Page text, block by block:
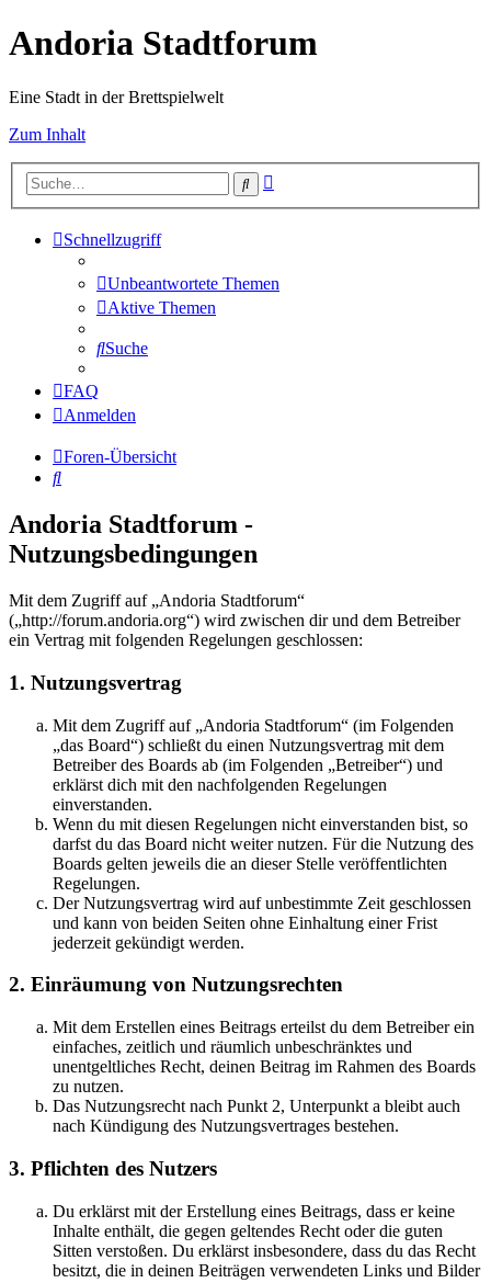
Andoria Stadtforum
Eine Stadt in der Brettspielwelt
Zum Inhalt
Suche
Schnellzugriff
Unbeantwortete Themen
Aktive Themen
Suche
FAQ
Anmelden
Foren-Übersicht
Suche
Andoria Stadtforum -
Nutzungsbedingungen
Mit dem Zugriff auf „Andoria Stadtforum“
(„http://forum.andoria.org“) wird zwischen dir und dem Betreiber
ein Vertrag mit folgenden Regelungen geschlossen:
1. Nutzungsvertrag
Mit dem Zugriff auf „Andoria Stadtforum“ (im Folgenden
„das Board“) schließt du einen Nutzungsvertrag mit dem
Betreiber des Boards ab (im Folgenden „Betreiber“) und
erklärst dich mit den nachfolgenden Regelungen
einverstanden.
Wenn du mit diesen Regelungen nicht einverstanden bist, so
darfst du das Board nicht weiter nutzen. Für die Nutzung des
Boards gelten jeweils die an dieser Stelle veröffentlichten
Regelungen.
Der Nutzungsvertrag wird auf unbestimmte Zeit geschlossen
und kann von beiden Seiten ohne Einhaltung einer Frist
jederzeit gekündigt werden.
2. Einräumung von Nutzungsrechten
Mit dem Erstellen eines Beitrags erteilst du dem Betreiber ein
einfaches, zeitlich und räumlich unbeschränktes und
unentgeltliches Recht, deinen Beitrag im Rahmen des Boards
zu nutzen.
Das Nutzungsrecht nach Punkt 2, Unterpunkt a bleibt auch
nach Kündigung des Nutzungsvertrages bestehen.
3. Pflichten des Nutzers
Du erklärst mit der Erstellung eines Beitrags, dass er keine
Inhalte enthält, die gegen geltendes Recht oder die guten
Sitten verstoßen. Du erklärst insbesondere, dass du das Recht
besitzt, die in deinen Beiträgen verwendeten Links und Bilder